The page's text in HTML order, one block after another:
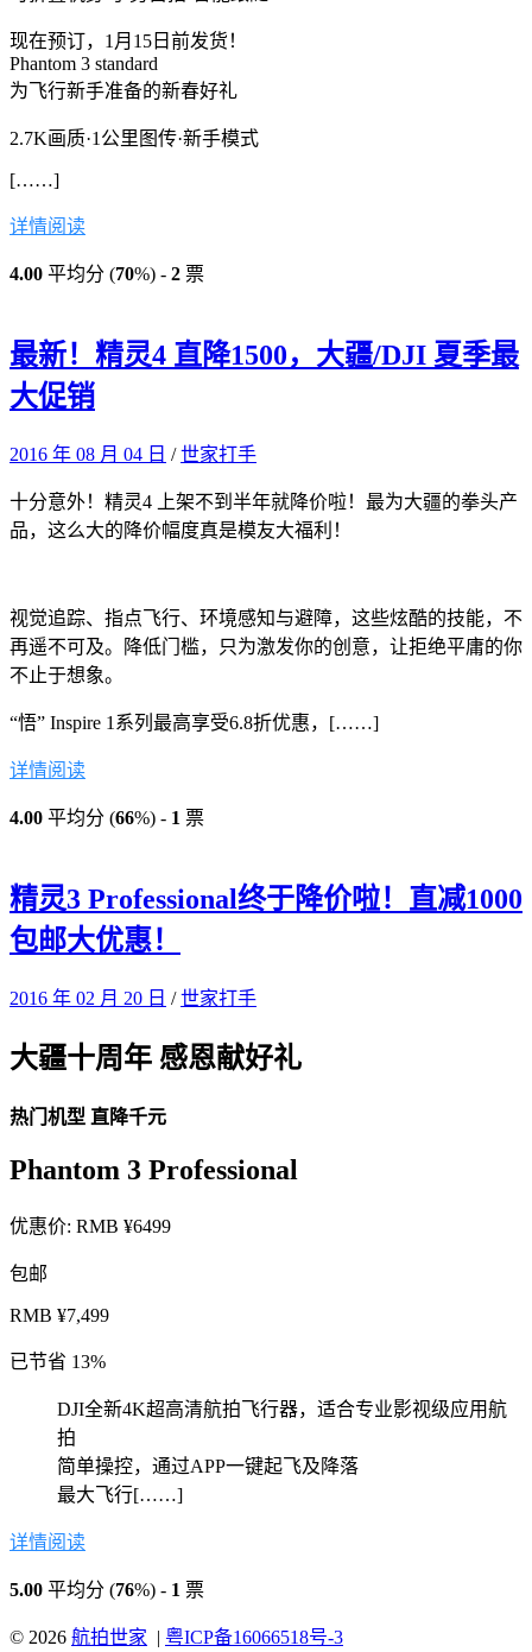
现在预订，1月15日前发货！
Phantom 3 standard
为飞行新手准备的新春好礼
2.7K画质·1公里图传·新手模式
[……]
详情阅读
4.00 平均分 (70%) - 2 票
最新！精灵4 直降1500，大疆/DJI 夏季最
大促销
2016 年 08 月 04 日 /世家打手
十分意外！精灵4 上架不到半年就降价啦！最为大疆的拳头产
品，这么大的降价幅度真是模友大福利！
视觉追踪、指点飞行、环境感知与避障，这些炫酷的技能，不
再遥不可及。降低门槛，只为激发你的创意，让拒绝平庸的你
不止于想象。
“悟” Inspire 1系列最高享受6.8折优惠，[……]
详情阅读
4.00 平均分 (66%) - 1 票
精灵3 Professional终于降价啦！直减1000
包邮大优惠！
2016 年 02 月 20 日 /世家打手
大疆十周年 感恩献好礼
热门机型 直降千元
Phantom 3 Professional
优惠价: RMB ¥6499
包邮
RMB ¥7,499
已节省 13%
DJI全新4K超高清航拍飞行器，适合专业影视级应用航
拍
简单操控，通过APP一键起飞及降落
最大飞行[……]
详情阅读
5.00 平均分 (76%) - 1 票
© 2026 航拍世家 | 粤ICP备16066518号-3